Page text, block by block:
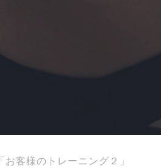
「お客様のトレーニング２」